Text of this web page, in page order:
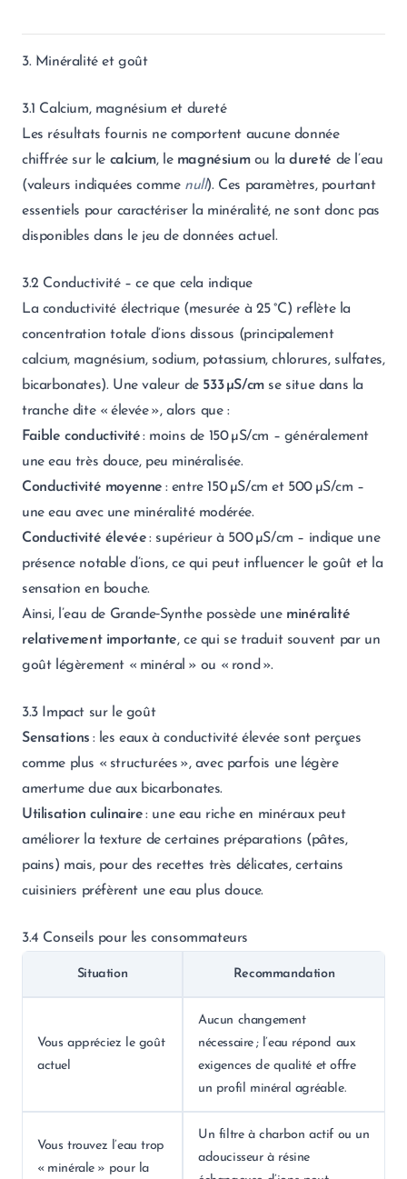
3. Minéralité et goût
3.1 Calcium, magnésium et dureté
Les résultats fournis ne comportent aucune donnée
chiffrée sur le calcium, le magnésiumou ladureté de l’eau
(valeurs indiquées comme null). Ces paramètres, pourtant
essentiels pour caractériser la minéralité, ne sont donc pas
disponibles dans le jeu de données actuel.
3.2 Conductivité – ce que cela indique
La conductivité électrique (mesurée à 25 °C) reflète la
concentration totale d’ions dissous (principalement
calcium, magnésium, sodium, potassium, chlorures, sulfates,
bicarbonates). Une valeur de 533 µS/cmse situe dans la
tranche dite « élevée », alors que :
Faible conductivité: moins de 150 µS/cm – généralement
une eau très douce, peu minéralisée.
Conductivité moyenne : entre 150 µS/cm et 500 µS/cm –
une eau avec une minéralité modérée.
Conductivité élevée: supérieur à 500 µS/cm – indique une
présence notable d’ions, ce qui peut influencer le goût et la
sensation en bouche.
Ainsi, l’eau de Grande‑Synthe possède une minéralité
relativement importante, ce qui se traduit souvent par un
goût légèrement « minéral » ou « rond ».
3.3 Impact sur le goût
Sensations : les eaux à conductivité élevée sont perçues
comme plus « structurées », avec parfois une légère
amertume due aux bicarbonates.
Utilisation culinaire: une eau riche en minéraux peut
améliorer la texture de certaines préparations (pâtes,
pains) mais, pour des recettes très délicates, certains
cuisiniers préfèrent une eau plus douce.
3.4 Conseils pour les consommateurs
Situation Recommandation
Vous appréciez le goût
actuel
Aucun changement
nécessaire ; l’eau répond aux
exigences de qualité et offre
un profil minéral agréable.
Vous trouvez l’eau trop
« minérale » pour la
Un filtre à charbon actif ou un
adoucisseur à résine